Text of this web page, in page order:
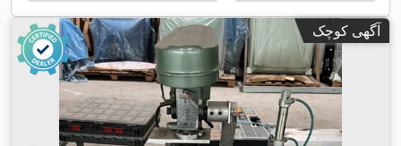
آگهی کوچک